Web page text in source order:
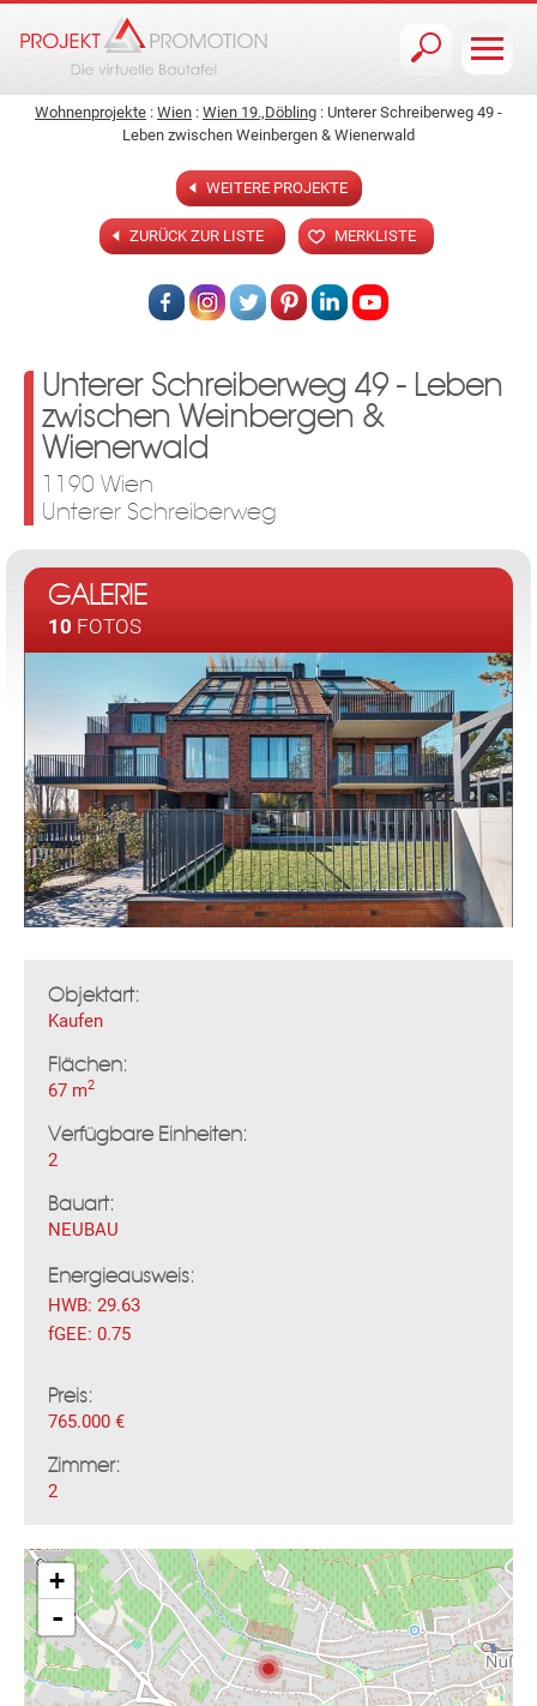
Wohnenprojekte : Wien : Wien 19.,Döbling : Unterer Schreiberweg 49 -
Leben zwischen Weinbergen & Wienerwald
WEITERE PROJEKTE
ZURÜCK ZUR LISTE MERKLISTE
Unterer Schreiberweg 49 - Leben
zwischen Weinbergen &
Wienerwald
1190 Wien
Unterer Schreiberweg
GALERIE
10 FOTOS
Objektart:
Kaufen
Flächen:
67 m2
Verfügbare Einheiten:
2
Bauart:
NEUBAU
Energieausweis:
HWB: 29.63
fGEE: 0.75
Preis:
765.000 €
Zimmer:
2
+
-